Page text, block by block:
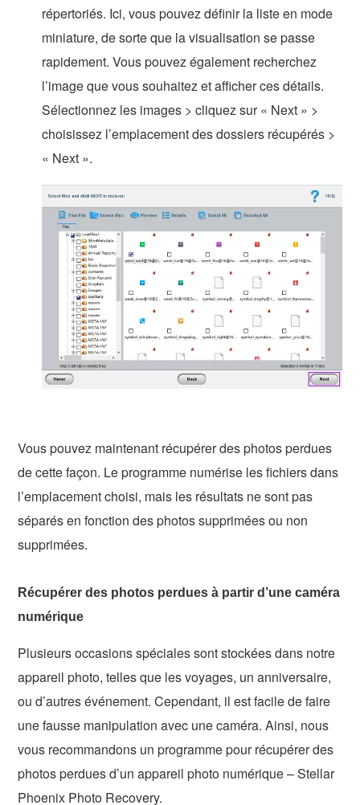
répertoriés. Ici, vous pouvez définir la liste en mode
miniature, de sorte que la visualisation se passe
rapidement. Vous pouvez également recherchez
l’image que vous souhaitez et afficher ces détails.
Sélectionnez les images > cliquez sur « Next » >
choisissez l’emplacement des dossiers récupérés >
« Next ».
Vous pouvez maintenant récupérer des photos perdues
de cette façon. Le programme numérise les fichiers dans
l’emplacement choisi, mais les résultats ne sont pas
séparés en fonction des photos supprimées ou non
supprimées.
Récupérer des photos perdues à partir d’une caméra
numérique
Plusieurs occasions spéciales sont stockées dans notre
appareil photo, telles que les voyages, un anniversaire,
ou d’autres événement. Cependant, il est facile de faire
une fausse manipulation avec une caméra. Ainsi, nous
vous recommandons un programme pour récupérer des
photos perdues d’un appareil photo numérique – Stellar
Phoenix Photo Recovery.